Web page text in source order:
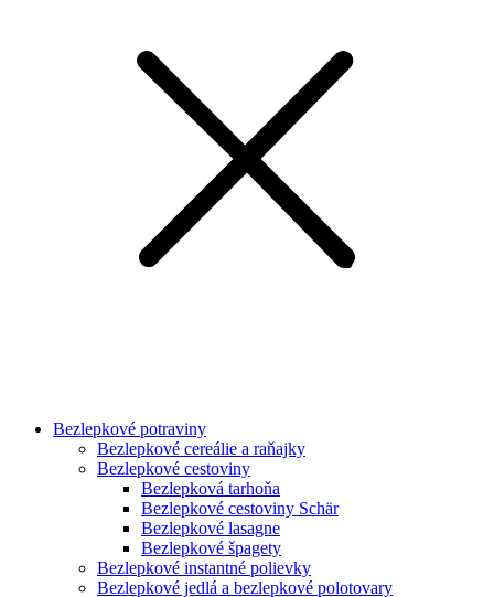
Bezlepkové potraviny
Bezlepkové cereálie a raňajky
Bezlepkové cestoviny
Bezlepková tarhoňa
Bezlepkové cestoviny Schär
Bezlepkové lasagne
Bezlepkové špagety
Bezlepkové instantné polievky
Bezlepkové jedlá a bezlepkové polotovary